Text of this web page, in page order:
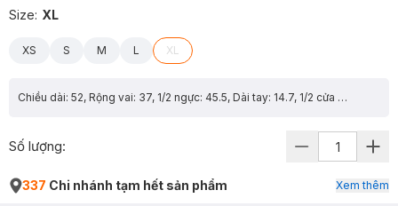
Size: XL
XS S M L XL
Chiều dài: 52, Rộng vai: 37, 1/2 ngực: 45.5, Dài tay: 14.7, 1/2 cửa tay: 15.2
Số lượng:
337 Chi nhánh tạm hết sản phẩm Xem thêm